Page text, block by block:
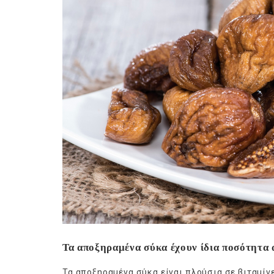
Τα αποξηραμένα σύκα έχουν ίδια